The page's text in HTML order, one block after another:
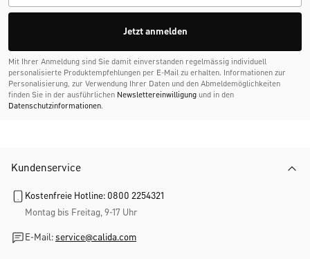
Jetzt anmelden
Mit Ihrer Anmeldung sind Sie damit einverstanden regelmässig individuell
personalisierte Produktempfehlungen per E-Mail zu erhalten. Informationen zur
Personalisierung, zur Verwendung Ihrer Daten und den Abmelde­möglichkeiten
finden Sie in der ausführlichen Newslettereinwilligung und in den
Datenschutzinformationen.
Kundenservice
Kostenfreie Hotline: 0800 2254321
Montag bis Freitag, 9-17 Uhr
E-Mail: service@calida.com